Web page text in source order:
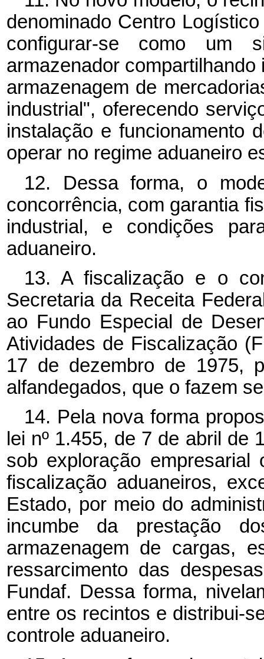
denominado Centro
configurar-se como um
armazenador
armazenagem de
industrial", oferecendo
instalação e funcionamento
operar no regime aduaneiro
12. Dessa forma, o
concorrência, com garantia
industrial, e condições
aduaneiro.
13. A fiscalização e o
Secretaria da Receita
ao Fundo Especial de
Atividades de Fiscalização
17 de dezembro de 1975,
alfandegados, que o fazem
14. Pela nova forma
lei nº 1.455, de 7 de abril de
sob exploração
fiscalização aduaneiros,
Estado, por meio do
incumbe da prestação
armazenagem de cargas,
ressarcimento das
Fundaf. Dessa forma,
entre os recintos e distribui-
controle aduaneiro.